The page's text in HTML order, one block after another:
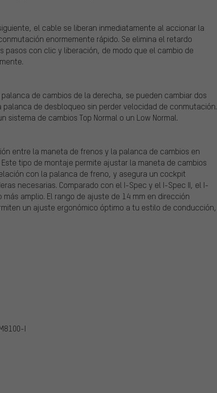
el cable se liberan inmediatamente al accionar la
enormemente rápido. Se elimina el retardo
pasos con clic y liberación, de modo que el cambio de
de cambios de la derecha, se pueden cambiar dos
de desbloqueo sin perder velocidad de conmutación.
sistema de cambios Top Normal o un Low Normal.
entre la maneta de frenos y la palanca de cambios en
Este tipo de montaje permite ajustar la maneta de cambios
con la palanca de freno, y asegura un cockpit
necesarias. Comparado con el I-Spec y el I-Spec II, el I-
amplio. El rango de ajuste de 14 mm en dirección
un ajuste ergonómico óptimo a tu estilo de conducción,
I